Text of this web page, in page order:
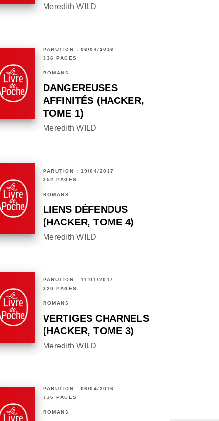
Meredith WILD
PARUTION : 06/04/2016
336 PAGES
ROMANS
DANGEREUSES
AFFINITÉS (HACKER,
TOME 1)
Meredith WILD
PARUTION : 19/04/2017
352 PAGES
ROMANS
LIENS DÉFENDUS
(HACKER, TOME 4)
Meredith WILD
PARUTION : 11/01/2017
320 PAGES
ROMANS
VERTIGES CHARNELS
(HACKER, TOME 3)
Meredith WILD
PARUTION : 06/04/2016
336 PAGES
ROMANS